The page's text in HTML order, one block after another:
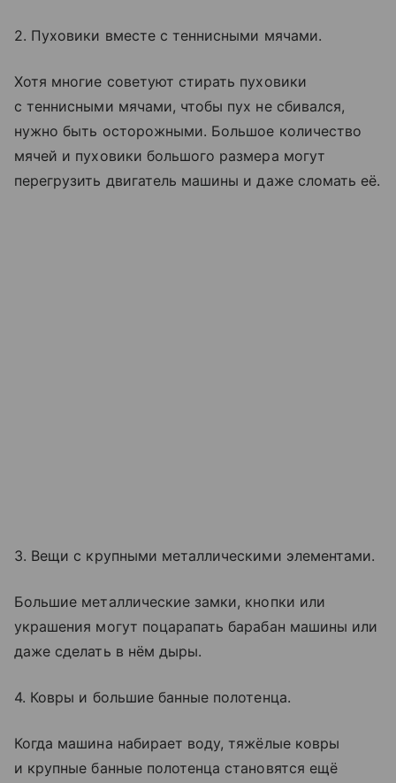
2. Пуховики вместе с теннисными мячами.
Хотя многие советуют стирать пуховики
с теннисными мячами, чтобы пух не сбивался,
нужно быть осторожными. Большое количество
мячей и пуховики большого размера могут
перегрузить двигатель машины и даже сломать её.
3. Вещи с крупными металлическими элементами.
Большие металлические замки, кнопки или
украшения могут поцарапать барабан машины или
даже сделать в нём дыры.
4. Ковры и большие банные полотенца.
Когда машина набирает воду, тяжёлые ковры
и крупные банные полотенца становятся ещё